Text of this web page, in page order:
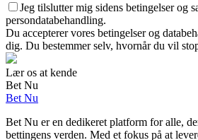
Jeg tilslutter mig sidens betingelser og
persondatabehandling.
Du accepterer vores betingelser og
dig. Du bestemmer selv, hvornår du vil
Lær os at kende
Bet Nu
Bet Nu
Bet Nu er en dedikeret platform for alle,
bettingens verden. Med et fokus på at